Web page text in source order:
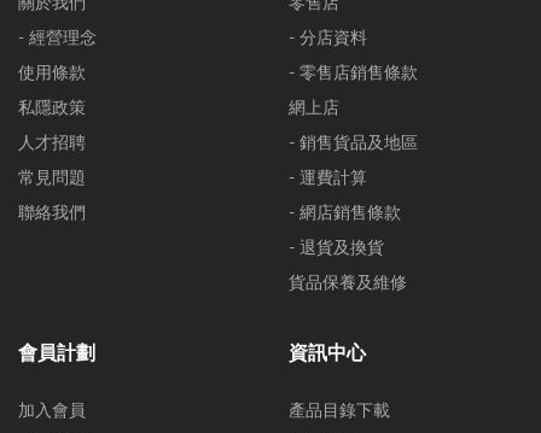
- 經營理念
使用條款
私隱政策
人才招聘
常見問題
聯絡我們
- 分店資料
- 零售店銷售條款
網上店
- 銷售貨品及地區
- 運費計算
- 網店銷售條款
- 退貨及換貨
貨品保養及維修
會員計劃
加入會員
資訊中心
產品目錄下載